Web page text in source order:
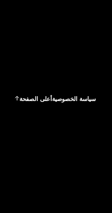
سياسة الخصوصيةأعلى الصفحة